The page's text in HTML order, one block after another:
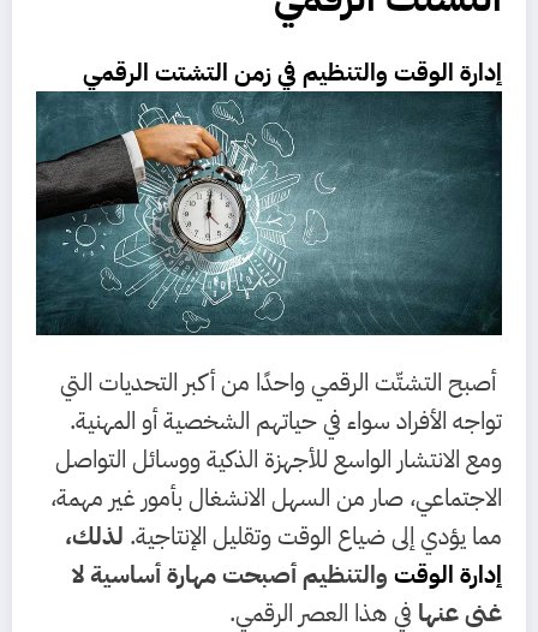
إدارة الوقت والتنظيم في زمن التشتت الرقمي
أصبح التشتّت الرقمي واحدًا من أكبر التحديات التي
تواجه الأفراد سواء في حياتهم الشخصية أو المهنية.
ومع الانتشار الواسع للأجهزة الذكية ووسائل التواصل
الاجتماعي، صار من السهل الانشغال بأمور غير مهمة،
مما يؤدي إلى ضياع الوقت وتقليل الإنتاجية. لذلك،
إدارة الوقت والتنظيم أصبحت مهارة أساسية لا
غنى عنها في هذا العصر الرقمي.